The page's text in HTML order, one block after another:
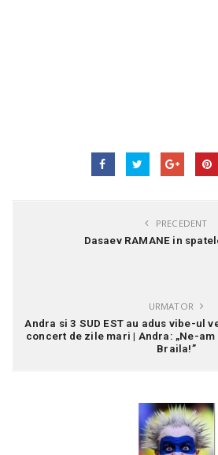
PRECEDENT
Dasaev RAMANE in
URMATOR
Andra si 3 SUD EST au adus vibe-ul
concert de zile mari | Andra: „Ne-
Braila!”